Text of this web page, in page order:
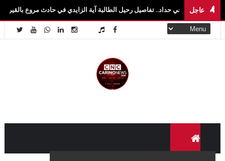
عاجل
حداد.. تفاصيل رحيل الطالبة آية الزايدي في حادث مروع بالقيروان فاجعة تهزّ سيدي